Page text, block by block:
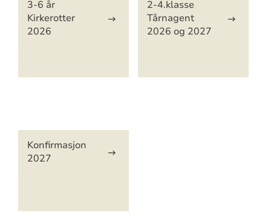
3-6 år
Kirkerotter
2026
2-4.klasse
Tårnagent
2026 og 2027
Artikkelsnarveger
Konfirmasjon
2027